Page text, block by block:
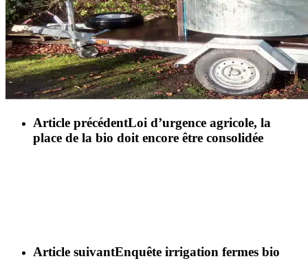
Article précédentLoi d’urgence agricole, la
place de la bio doit encore être consolidée
Article suivantEnquête irrigation fermes bio